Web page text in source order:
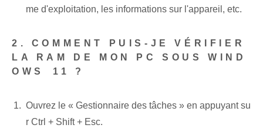
me d'exploitation, les informations sur l'appareil, etc.
2. COMMENT PUIS-JE VÉRIFIER
LA RAM DE MON PC SOUS WIND
OWS⁣ 11 ?
Ouvrez le⁢ « Gestionnaire des tâches » en appuyant su
r Ctrl + Shift ⁣+‌ Esc.